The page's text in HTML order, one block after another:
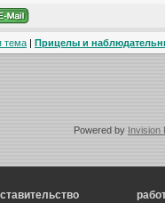
тема | Прицелы и
Powered by Invision